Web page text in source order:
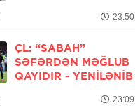
23:50
ÇL: “SABAH”
SƏFƏRDƏN MƏĞLUB
QAYIDIR - YENİLƏNİB
23:09